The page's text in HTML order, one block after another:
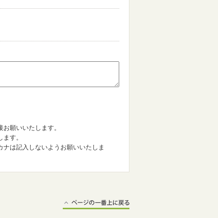
願いいたします。
す。
は記入しないようお願いいたしま